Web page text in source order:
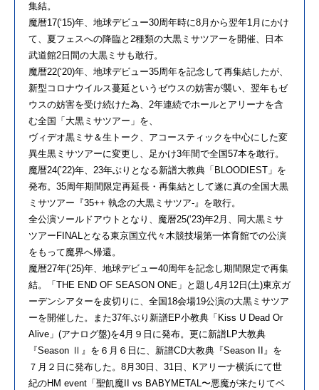
集結。
魔暦17(‘15)年、地球デビュー30周年時に8月から翌年1月にかけ
て、夏フェスへの降臨と2種類の大黒ミサツアーを開催、日本
武道館2日間の大黒ミサも敢行。
魔暦22(‘20)年、地球デビュー35周年を記念して再集結したが、
新型コロナウイルス蔓延というゼウスの妨害が襲い、翌年もゼ
ウスの妨害を受け続けた為、2年連続でホールとアリーナを含
む全国「大黒ミサツアー」を、
ヴィデオ黒ミサ＆生トーク、アコースティックを中心にした変
異生黒ミサツアーに変更し、足かけ3年間で全国57本を敢行。
魔暦24(’22)年、23年ぶりとなる新譜大教典「BLOODIEST」を
発布。35周年期間限定再延長・再集結として遂に真の全国大黒
ミサツアー『35++ 執念の大黒ミサツア-』を敢行。
全公演ソールドアウトとなり、魔暦25(‘23)年2月、同大黒ミサ
ツアーFINALとなる東京国立代々木競技場第一体育館での公演
をもって魔界へ帰還。
魔暦27年(‘25)年、地球デビュー40周年を記念し期間限定で再集
結。「THE END OF SEASON ONE」と題し4月12日(土)東京ガ
ーデンシアターを皮切りに、全国18会場19公演の大黒ミサツア
ーを開催した。また37年ぶり新譜EP小教典「Kiss U Dead Or
Alive」(アナログ盤)を4月９日に発布。更に新譜LP大教典
『Season Ⅱ』を６月６日に、新譜CD大教典『Season II』を
７月２日に発布した。8月30日、31日、Kアリーナ横浜にて世
紀のHM event「聖飢魔II vs BABYMETAL〜悪魔が来たりてベ